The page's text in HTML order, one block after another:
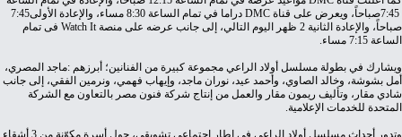
‬7‭:‬45‭ ‬صباحاً،‭ ‬ويعرض‭ ‬على‭ ‬قناة‭ ‬
DMC
‭ ‬دراما‭ ‬في‭ ‬تمام‭ ‬الساعة‭ ‬8‭:‬30‭ ‬مساء،‭ ‬والإعادة‭ ‬الأولى‭ ‬7‭:‬45‭
‬صباحاً،‭ ‬والإعادة‭ ‬الثانية‭ ‬2‭ ‬ظهر‭ ‬اليوم‭ ‬التالي،‭ ‬إلى‭ ‬جانب‭ ‬عرضه‭ ‬على‭ ‬منصة‭ ‬
Watch It
‬الساعة‭ ‬7‭:‬15‭ ‬مساء‭.‬
‬المتحدة‭ ‬للخدمات‭ ‬الإعلامية‭.‬